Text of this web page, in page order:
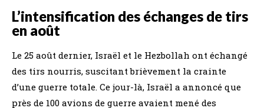
L’intensification des échanges de tirs
en août
Le 25 août dernier, Israël et le Hezbollah ont échangé
des tirs nourris, suscitant brièvement la crainte
d’une guerre totale. Ce jour-là, Israël a annoncé que
près de 100 avions de guerre avaient mené des